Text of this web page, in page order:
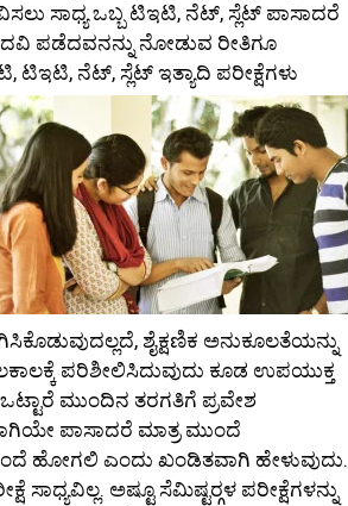
ಸಾಧ್ಯ ಒಬ್ಬ ಟಿಇಟಿ, ನೆಟ್, ಸ್ಲೆಟ್ ಪಾಸಾದರೆ
ಪಡೆದವನನ್ನು ನೋಡುವ ರೀತಿಗೂ
ಟಿಇಟಿ, ನೆಟ್, ಸ್ಲೆಟ್ ಇತ್ಯಾದಿ ಪರೀಕ್ಷೆಗಳು
ಶೈಕ್ಷಣಿಕ ಅನುಕೂಲತೆಯನ್ನು
ಪರಿಶೀಲಿಸಿದುವುದು ಕೂಡ ಉಪಯುಕ್ತ
ಮುಂದಿನ ತರಗತಿಗೆ ಪ್ರವೇಶ
ಪಾಸಾದರೆ ಮಾತ್ರ ಮುಂದೆ
ಹೋಗಲಿ ಎಂದು ಖಂಡಿತವಾಗಿ ಹೇಳುವುದು.
ಸಾಧ್ಯವಿಲ್ಲ. ಅಷ್ಟೂ ಸೆಮಿಷ್ಟರ್‍ಗಳ ಪರೀಕ್ಷೆಗಳನ್ನು